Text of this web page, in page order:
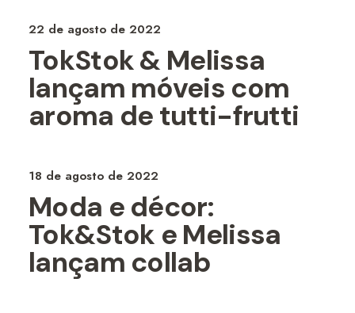
22 de agosto de 2022
TokStok & Melissa
lançam móveis com
aroma de tutti-frutti
18 de agosto de 2022
Moda e décor:
Tok&Stok e Melissa
lançam collab